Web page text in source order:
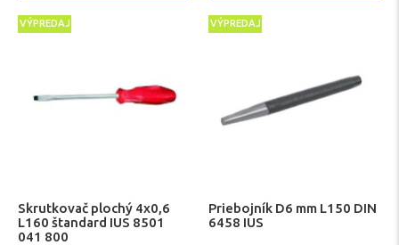
VÝPREDAJ
Skrutkovač plochý 4x0,6
L160 štandard IUS 8501
041 800
VÝPREDAJ
Priebojník D6 mm L150 DIN
6458 IUS